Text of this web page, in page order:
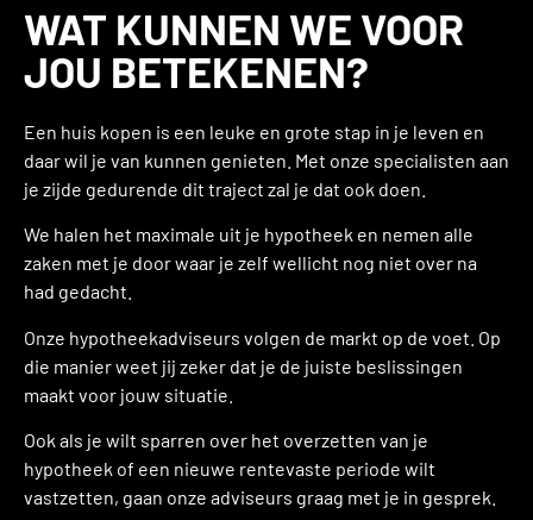
WAT KUNNEN WE VOOR
JOU BETEKENEN?
Een huis kopen is een leuke en grote stap in je leven en
daar wil je van kunnen genieten. Met onze specialisten aan
je zijde gedurende dit traject zal je dat ook doen.
We halen het maximale uit je hypotheek en nemen alle
zaken met je door waar je zelf wellicht nog niet over na
had gedacht.
Onze hypotheekadviseurs volgen de markt op de voet. Op
die manier weet jij zeker dat je de juiste beslissingen
maakt voor jouw situatie.
Ook als je wilt sparren over het overzetten van je
hypotheek of een nieuwe rentevaste periode wilt
vastzetten, gaan onze adviseurs graag met je in gesprek.